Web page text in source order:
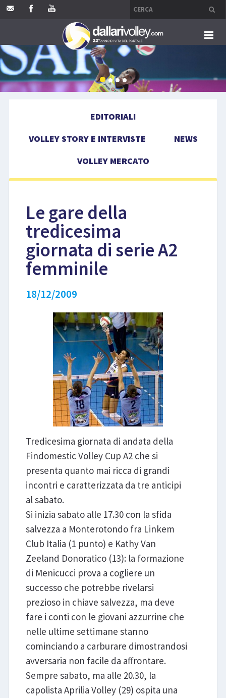
HOME
EVENTI
LIBRI
EDITORIALI
VOLLEY STORY E INTERVISTE
NEWS
VOLLEY MERCATO
Le gare della
tredicesima
giornata di serie A2
femminile
18/12/2009
Tredicesima giornata di andata della
Findomestic Volley Cup A2 che si
presenta quanto mai ricca di grandi
incontri e caratterizzata da tre anticipi
al sabato.
Si inizia sabato alle 17.30 con la sfida
salvezza a Monterotondo fra Linkem
Club Italia (1 punto) e Kathy Van
Zeeland Donoratico (13): la formazione
di Menicucci prova a cogliere un
successo che potrebbe rivelarsi
prezioso in chiave salvezza, ma deve
fare i conti con le giovani azzurrine che
nelle ultime settimane stanno
cominciando a carburare dimostrandosi
avversaria non facile da affrontare.
Sempre sabato, ma alle 20.30, la
capolista Aprilia Volley (29) ospita una